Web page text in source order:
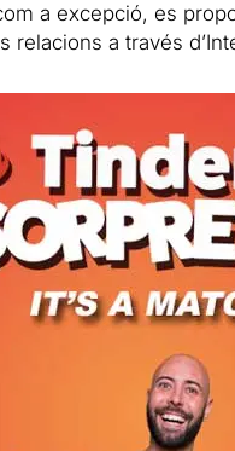
a excepció, es
relacions a través